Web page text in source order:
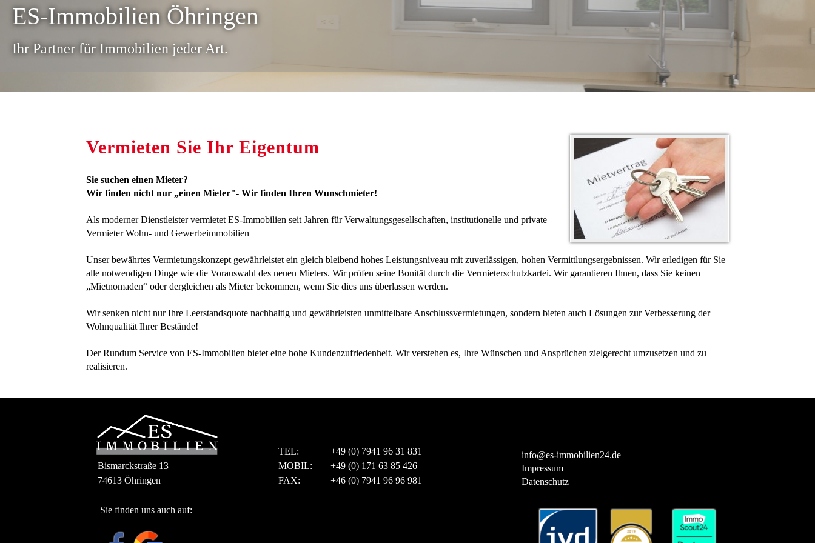
ES-Immobilien Öhringen
Ihr Partner für Immobilien jeder Art.
Vermieten Sie Ihr Eigentum
Sie suchen einen Mieter?
Wir finden nicht nur „einen Mieter"- Wir finden Ihren Wunschmieter!
Als moderner Dienstleister vermietet ES-Immobilien seit Jahren für Verwaltungsgesellschaften, institutionelle und private
Vermieter Wohn- und Gewerbeimmobilien
Unser bewährtes Vermietungskonzept gewährleistet ein gleich bleibend hohes Leistungsniveau mit zuverlässigen, hohen Vermittlungsergebnissen. Wir erledigen für Sie
alle notwendigen Dinge wie die Vorauswahl des neuen Mieters. Wir prüfen seine Bonität durch die Vermieterschutzkartei. Wir garantieren Ihnen, dass Sie keinen
„Mietnomaden“ oder dergleichen als Mieter bekommen, wenn Sie dies uns überlassen werden.
Wir senken nicht nur Ihre Leerstandsquote nachhaltig und gewährleisten unmittelbare Anschlussvermietungen, sondern bieten auch Lösungen zur Verbesserung der
Wohnqualität Ihrer Bestände!
Der Rundum Service von ES-Immobilien bietet eine hohe Kundenzufriedenheit. Wir verstehen es, Ihre Wünschen und Ansprüchen zielgerecht umzusetzen und zu
realisieren.
Bismarckstraße 13
74613 Öhringen
TEL:
+49 (0) 7941 96 31 831
MOBIL:
+49 (0) 171 63 85 426
FAX:
+46 (0) 7941 96 96 981
info@es-immobilien24.de
Impressum
Datenschutz
Sie finden uns auch auf: